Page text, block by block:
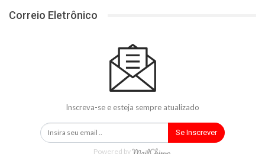
Correio Eletrônico
Inscreva-se e esteja sempre atualizado
Se Inscrever
Powered by